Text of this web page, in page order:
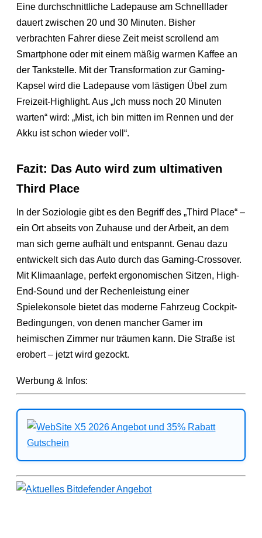
Eine durchschnittliche Ladepause am Schnelllader
dauert zwischen 20 und 30 Minuten. Bisher
verbrachten Fahrer diese Zeit meist scrollend am
Smartphone oder mit einem mäßig warmen Kaffee an
der Tankstelle. Mit der Transformation zur Gaming-
Kapsel wird die Ladepause vom lästigen Übel zum
Freizeit-Highlight. Aus „Ich muss noch 20 Minuten
warten“ wird: „Mist, ich bin mitten im Rennen und der
Akku ist schon wieder voll“.
Fazit: Das Auto wird zum ultimativen
Third Place
In der Soziologie gibt es den Begriff des „Third Place“ –
ein Ort abseits von Zuhause und der Arbeit, an dem
man sich gerne aufhält und entspannt. Genau dazu
entwickelt sich das Auto durch das Gaming-Crossover.
Mit Klimaanlage, perfekt ergonomischen Sitzen, High-
End-Sound und der Rechenleistung einer
Spielekonsole bietet das moderne Fahrzeug Cockpit-
Bedingungen, von denen mancher Gamer im
heimischen Zimmer nur träumen kann. Die Straße ist
erobert – jetzt wird gezockt.
Werbung & Infos: